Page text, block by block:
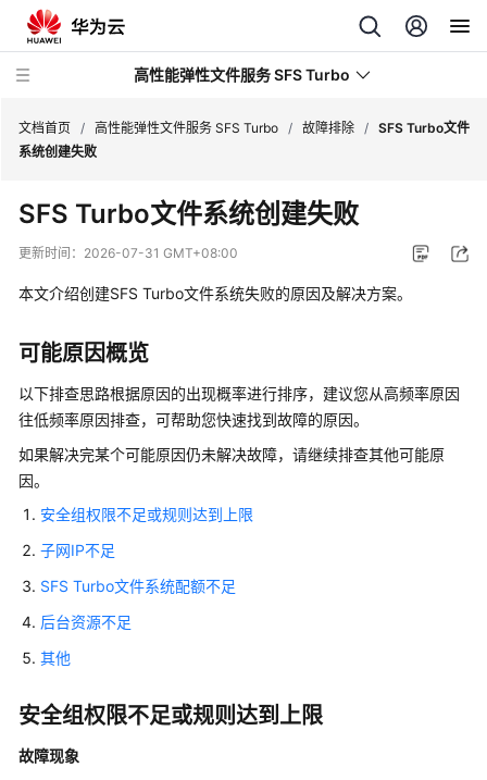
高性能弹性文件服务 SFS Turbo
新
动
务
公
告
品
绍
计
费
明
速
门
文档首页 / 高性能弹性文件服务 SFS Turbo / 故障排除 / SFS Turbo文件
系统创建失败
SFS Turbo文件系统创建失败
更新时间： 2026-07-31 GMT+08:00
本文介绍创建SFS Turbo文件系统失败的原因及解决方案。
可能原因概览
以下排查思路根据原因的出现概率进行排序，建议您从高频率原因
往低频率原因排查，可帮助您快速找到故障的原因。
如果解决完某个可能原因仍未解决故障，请继续排查其他可能原
因。
安全组权限不足或规则达到上限
子网IP不足
SFS Turbo文件系统配额不足
后台资源不足
其他
安全组权限不足或规则达到上限
故障现象